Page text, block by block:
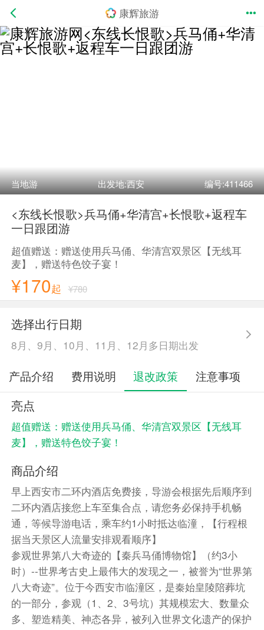
康辉旅游
当地游 出发地:西安 编号:411466
<东线长恨歌>兵马俑+华清宫+长恨歌+返程车
一日跟团游
超值赠送：赠送使用兵马俑、华清宫双景区【无线耳
麦】，赠送特色饺子宴！
¥170起 ¥780
选择出行日期
8月、9月、10月、11月、12月多日期出发
产品介绍 费用说明 退改政策 注意事项
亮点
超值赠送：赠送使用兵马俑、华清宫双景区【无线耳
麦】，赠送特色饺子宴！
商品介绍
早上西安市二环内酒店免费接，导游会根据先后顺序到
二环内酒店接您上车至集合点，请您务必保持手机畅
通，等候导游电话，乘车约1小时抵达临潼，【行程根
据当天景区人流量安排观看顺序】
参观世界第八大奇迹的【秦兵马俑博物馆】（约3小
时）--世界考古史上最伟大的发现之一，被誉为“世界第
八大奇迹”。位于今西安市临潼区，是秦始皇陵陪葬坑
的一部分，参观（1、2、3号坑）其规模宏大、数量众
多、塑造精美、神态各异，被列入世界文化遗产的保护